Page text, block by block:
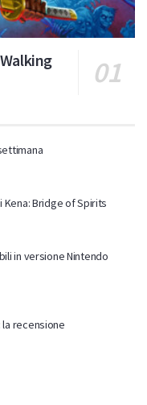
Kena: Bridge of Spirits
in versione Nintendo
la recensione